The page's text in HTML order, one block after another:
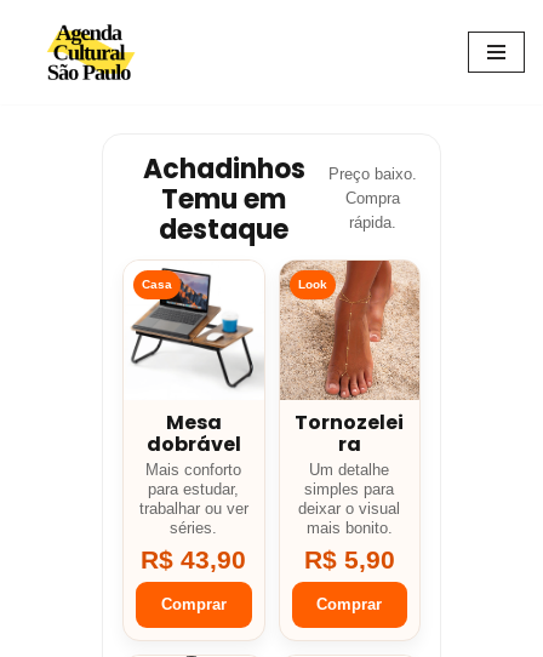
Avançar
Achadinhos
Temu em
destaque
Preço baixo.
Compra
rápida.
Casa
Mesa
dobrável
Mais conforto
para estudar,
trabalhar ou ver
séries.
R$ 43,90
Comprar
Look
Tornozelei
ra
Um detalhe
simples para
deixar o visual
mais bonito.
R$ 5,90
Comprar